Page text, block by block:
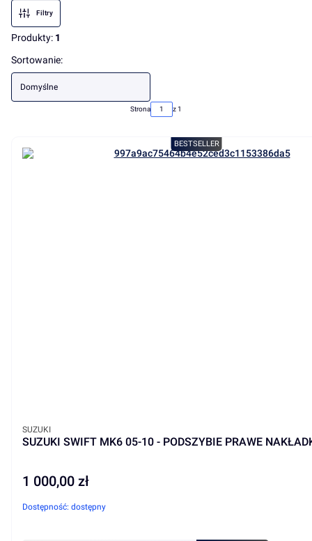
Filtry
Produkty: 1
Lista produktów
Sortowanie:
Domyślne
Strona z 1
BESTSELLER
SUZUKI SWIFT MK6 05-10 - PODSZYBIE PRAWE
PRODUCENT
SUZUKI
Cena
1 000,00 zł
Dostępność: dostępny